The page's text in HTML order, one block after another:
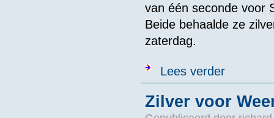
van één seconde voor
Beide behaalde ze
zaterdag.
Lees verderover Twee
Zilver voor